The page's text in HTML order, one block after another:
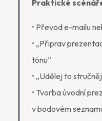
Praktické
• Převod e-mailu
• „Připrav
tónu“
• „Udělej to
• Tvorba úvodní
v bodovém